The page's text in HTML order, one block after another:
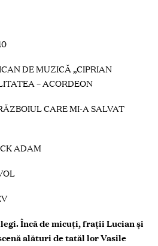
DE MUZICĂ „CIPRIAN
– ACORDEON
CARE MI-A SALVAT
ADAM
Încă de micuți, frații Lucian și
alături de tatăl lor Vasile